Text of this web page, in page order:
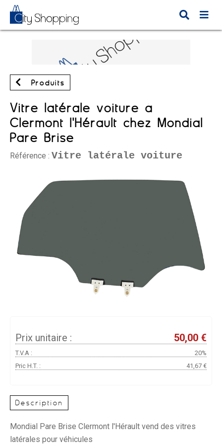
Produits
Vitre latérale voiture à
Clermont l'Hérault chez Mondial
Pare Brise
Référence : Vitre latérale voiture
Prix unitaire : 50,00 €
T.V.A :
20%
Pric H.T. :
41,67 €
Description
Mondial Pare Brise Clermont l'Hérault vend des vitres
latérales pour véhicules